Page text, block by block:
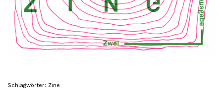
Schlagwörter: Zine